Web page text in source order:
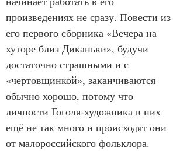
произведениях не сразу. Повести из
его первого сборника «Вечера на
хуторе близ Диканьки», будучи
достаточно страшными и с
«чертовщинкой», заканчиваются
обычно хорошо, потому что
личности Гоголя-художника в них
ещё не так много и происходят они
от малороссийского фольклора.